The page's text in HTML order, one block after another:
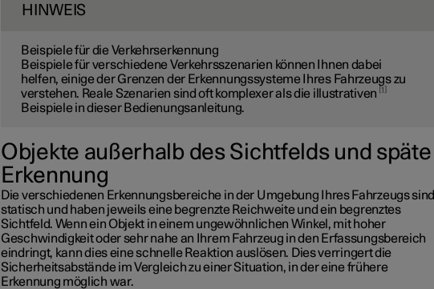
HINWEIS
Beispiele für die Verkehrserkennung
Beispiele für verschiedene Verkehrsszenarien können Ihnen dabei
helfen, einige der Grenzen der Erkennungssysteme Ihres Fahrzeugs zu
verstehen. Reale Szenarien sind oft komplexer als die illustrativen 1
Beispiele in dieser Bedienungsanleitung.
Objekte außerhalb des Sichtfelds und späte
Erkennung
Die verschiedenen Erkennungsbereiche in der Umgebung Ihres Fahrzeugs sind
statisch und haben jeweils eine begrenzte Reichweite und ein begrenztes
Sichtfeld. Wenn ein Objekt in einem ungewöhnlichen Winkel, mit hoher
Geschwindigkeit oder sehr nahe an Ihrem Fahrzeug in den Erfassungsbereich
eindringt, kann dies eine schnelle Reaktion auslösen. Dies verringert die
Sicherheitsabstände im Vergleich zu einer Situation, in der eine frühere
Erkennung möglich war.